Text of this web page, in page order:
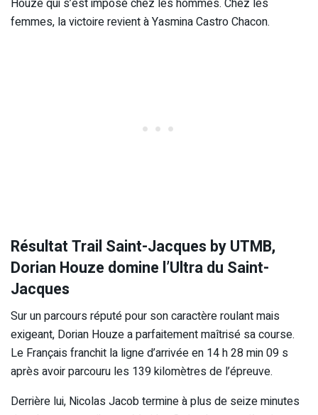
Houze qui s’est imposé chez les hommes. Chez les
femmes, la victoire revient à Yasmina Castro Chacon.
Résultat Trail Saint-Jacques by UTMB,
Dorian Houze domine l’Ultra du Saint-
Jacques
Sur un parcours réputé pour son caractère roulant mais
exigeant, Dorian Houze a parfaitement maîtrisé sa course.
Le Français franchit la ligne d’arrivée en 14 h 28 min 09 s
après avoir parcouru les 139 kilomètres de l’épreuve.
Derrière lui, Nicolas Jacob termine à plus de seize minutes